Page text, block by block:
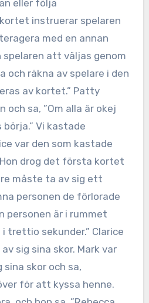
eller följa
instruerar spelaren
med en annan
spelaren att väljas genom
räkna av spelare i den
av kortet.” Patty
sa, ”Om alla är okej
Vi kastade
var den som kastade
drog det första kortet
måste ta av sig ett
personen de förlorade
personen är i rummet
trettio sekunder.” Clarice
av sig sina skor. Mark var
sina skor och sa,
för att kyssa henne.